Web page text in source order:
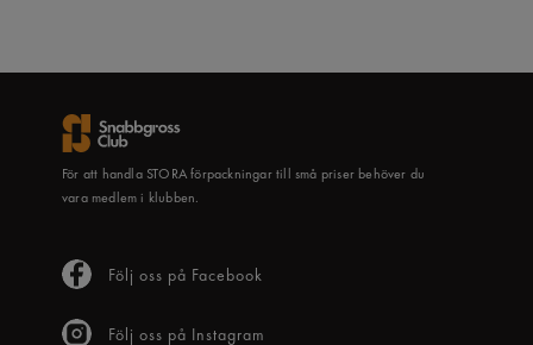
För att handla STORA förpackningar till små priser behöver du
vara medlem i klubben.
Följ oss på Facebook
Följ oss på Instagram